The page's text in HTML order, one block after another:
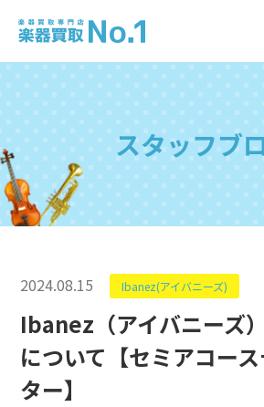
スタッフブ
2024.08.15 Ibanez(アイバニーズ)
Ibanez（アイバニーズ
について【セミアコー
ター】